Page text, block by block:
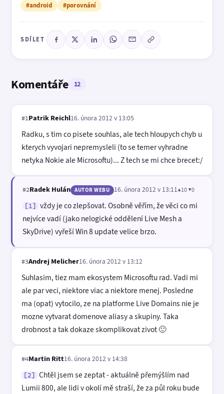
#android #porovnání
SDÍLET
Komentáře 12
#1Patrik Reichl16. února 2012 v 13:05
Radku, s tim co pisete souhlas, ale tech hloupych chyb u
kterych vyvojari nepremysleli (to se temer vyhradne
netyka Nokie ale Microsoftu)... Z tech se mi chce brecet:/
#2Radek Hulán AUTOR WEBU 16. února 2012 v 13:11▲10 ▼0
[1]
vždy je co zlepšovat. Osobně věřím, že věci co mi
nejvíce vadí (jako nelogické oddělení Live Mesh a
SkyDrive) vyřeší Win 8 update velice brzo.
#3Andrej Melicher16. února 2012 v 13:12
Suhlasim, tiez mam ekosystem Microsoftu rad. Vadi mi
ale par veci, niektore viac a niektore menej. Posledne
ma (opat) vytocilo, ze na platforme Live Domains nie je
mozne vytvarat domenove aliasy a skupiny. Taka
drobnost a tak dokaze skomplikovat zivot 🙂
#4Martin Ritt16. února 2012 v 14:38
[2]
Chtěl jsem se zeptat - aktuálně přemýšlím nad
Lumii 800, ale lidi v okolí mě straší, že za půl roku bude